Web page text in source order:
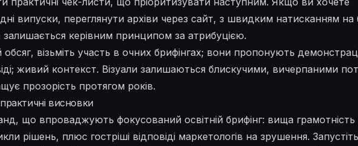
випуски, переглянути архіви через сайт, з швидким натисканням на
залишається керівним принципом за атрибуцією.
візьміть участь в очних брифінгах; вони пропонують
живий контекст. Візуали залишаються блискучими, вичерпаними
прозорість протягом років.
висновки
що впроваджують фокусований освітній брифінг: вища грамотність
рішень, плюс гостріші відповіді маркетологів на зрушення. Запустіть